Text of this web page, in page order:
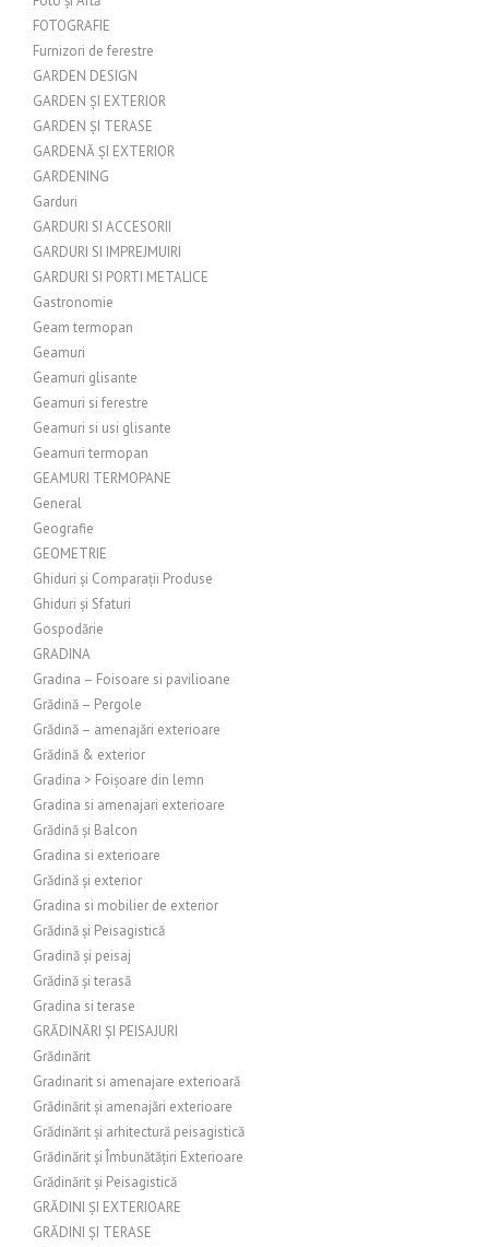
FOTOGRAFIE
Furnizori de ferestre
GARDEN DESIGN
GARDEN ȘI EXTERIOR
GARDEN ȘI TERASE
GARDENĂ ȘI EXTERIOR
GARDENING
Garduri
GARDURI SI ACCESORII
GARDURI SI IMPREJMUIRI
GARDURI SI PORTI METALICE
Gastronomie
Geam termopan
Geamuri
Geamuri glisante
Geamuri si ferestre
Geamuri si usi glisante
Geamuri termopan
GEAMURI TERMOPANE
General
Geografie
GEOMETRIE
Ghiduri și Comparații Produse
Ghiduri și Sfaturi
Gospodărie
GRADINA
Gradina – Foisoare si pavilioane
Grădină – Pergole
Grădină – amenajări exterioare
Grădină & exterior
Gradina > Foișoare din lemn
Gradina si amenajari exterioare
Grădină și Balcon
Gradina si exterioare
Grădină și exterior
Gradina si mobilier de exterior
Grădină și Peisagistică
Gradină și peisaj
Grădină și terasă
Gradina si terase
GRĂDINĂRI ȘI PEISAJURI
Grădinărit
Gradinarit si amenajare exterioară
Grădinărit și amenajări exterioare
Grădinărit și arhitectură peisagistică
Grădinărit și Îmbunătățiri Exterioare
Grădinărit și Peisagistică
GRĂDINI ȘI EXTERIOARE
GRĂDINI ȘI TERASE